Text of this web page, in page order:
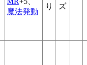
魔法発動
り
ズ